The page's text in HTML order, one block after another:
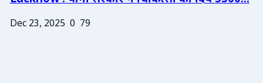
Dec 23, 2025 0 79